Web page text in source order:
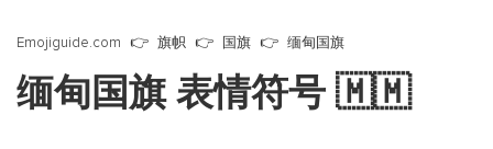
Emojiguide.com 旗帜 国旗 缅甸国旗
缅甸国旗 表情符号 🇲🇲